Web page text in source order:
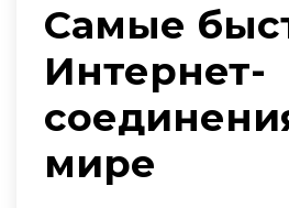
Самые
Интернет-
мире